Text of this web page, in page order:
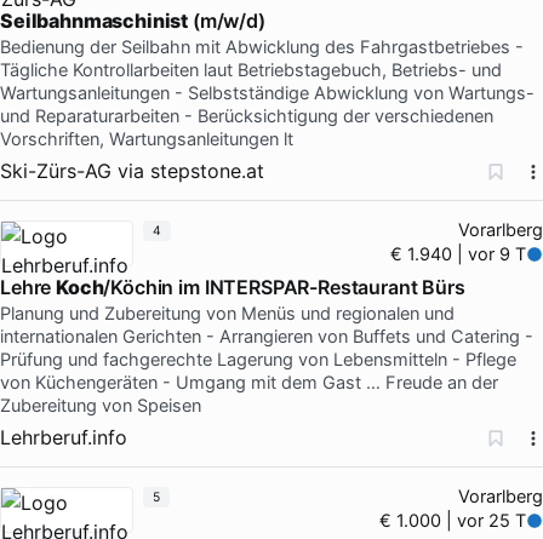
Seilbahnmaschinist (m/w/d)
Bedienung der Seilbahn mit Abwicklung des Fahrgastbetriebes -
Tägliche Kontrollarbeiten laut Betriebstagebuch, Betriebs- und
Wartungsanleitungen - Selbstständige Abwicklung von Wartungs-
und Reparaturarbeiten - Berücksichtigung der verschiedenen
Vorschriften, Wartungsanleitungen lt
Ski-Zürs-AG via stepstone.at
Vorarlberg
€ 1.940 | vor 9 T
LehreKoch/Köchin im INTERSPAR-Restaurant Bürs
Planung und Zubereitung von Menüs und regionalen und
internationalen Gerichten - Arrangieren von Buffets und Catering -
Prüfung und fachgerechte Lagerung von Lebensmitteln - Pflege
von Küchengeräten - Umgang mit dem Gast … Freude an der
Zubereitung von Speisen
Lehrberuf.info
4
Vorarlberg
€ 1.000 | vor 25 T
5